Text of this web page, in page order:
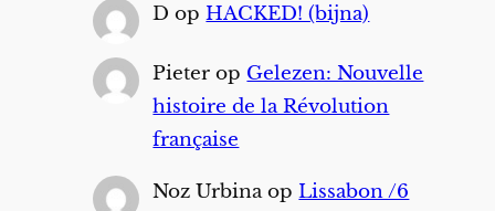
D opHACKED! (bijna)
Pieter op Gelezen: Nouvelle
histoire de la Révolution
française
Noz UrbinaopLissabon /6